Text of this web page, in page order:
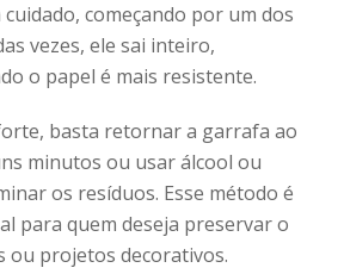
começando por um dos
vezes, ele sai inteiro,
o papel é mais resistente.
basta retornar a garrafa ao
minutos ou usar álcool ou
os resíduos. Esse método é
para quem deseja preservar o
ou projetos decorativos.